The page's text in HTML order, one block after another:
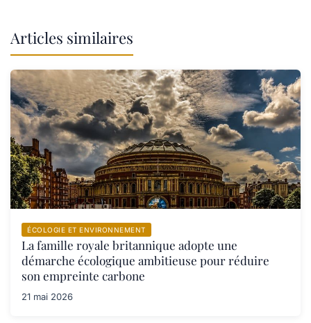
Articles similaires
ÉCOLOGIE ET ENVIRONNEMENT
La famille royale britannique adopte une
démarche écologique ambitieuse pour réduire
son empreinte carbone
21 mai 2026